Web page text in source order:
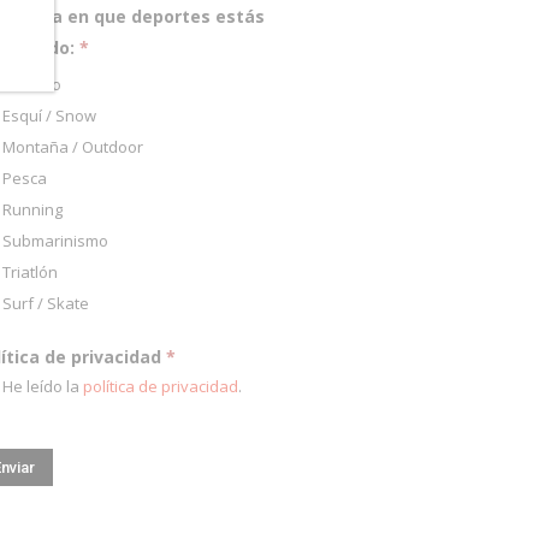
en que deportes estás
*
Ciclismo
Esquí / Snow
Montaña / Outdoor
Pesca
Running
Submarinismo
Triatlón
Surf / Skate
de privacidad *
He leído la política de privacidad.